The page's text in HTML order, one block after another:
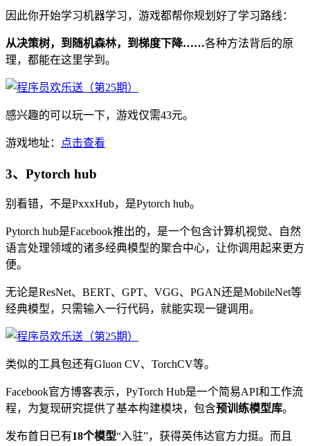
因此你开始学习机器学习，游戏都帮你规划好了学习路线：
从决策树，到随机森林，到梯度下降……各种方法背后的原
理，都能在这里学到。
感兴趣的可以玩一下，游戏仅需43元。
游戏地址： 点击查看
3、Pytorch hub
别看错，不是PxxxHub，是Pytorch hub。
Pytorch hub是Facebook推出的，是一个包含计算机视觉、自然
语言处理领域的诸多经典模型的聚合中心，让你调用起来更方
便。
无论是ResNet、BERT、GPT、VGG、PGAN还是MobileNet等
经典模型，只需输入一行代码，就能实现一键调用。
类似的工具包还有Gluon CV、TorchCV等。
Facebook官方博客表示，PyTorch Hub是一个简易API和工作流
程，为复现研究提供了基本构建模块，包含预训练模型库。
发布首日已有18个模型“入驻”，获得英伟达官方力挺。而且